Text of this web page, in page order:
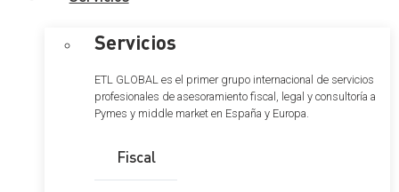
Servicios
ETL GLOBAL es el primer grupo internacional de servicios
profesionales de asesoramiento fiscal, legal y consultoría a
Pymes y middle market en España y Europa.
Fiscal